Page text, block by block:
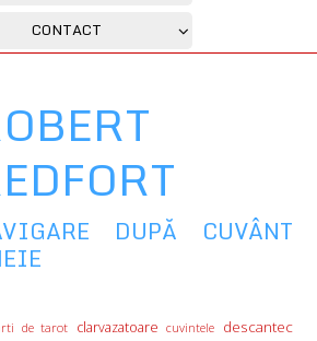
CONTACT
DUPĂ CUVÂNT
de tarot clarvazatoare cuvintele descantec